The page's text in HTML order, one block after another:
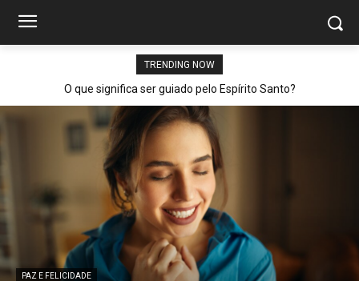
TRENDING NOW
O que significa ser guiado pelo Espírito Santo?
PAZ E FELICIDADE